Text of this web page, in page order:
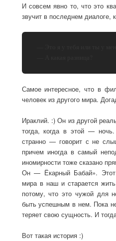
И совсем явно то, что это
звучит в последнем диалоге,
Самое интересное, что в
человек из другого мира.
Ираклий. :) Он из другой
тогда, когда в этой —
странно — говорит с не
причем иногда в самый
иномирности тоже сказано
Он — Ёкарный Бабай».
мира в наш и старается
потому, что это чужой для
быть успешным в нем. Пока
теряет свою сущность. И
Вот такая история :)